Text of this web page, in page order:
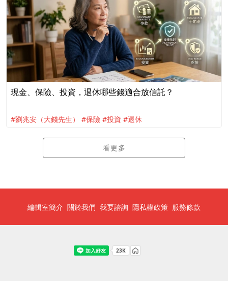
現金、保險、投資，退休哪些錢適合放信託？
#劉兆安（大錢先生） #保險 #投資 #退休
看更多
編輯室簡介 關於我們 我要諮詢 隱私權政策 服務條款